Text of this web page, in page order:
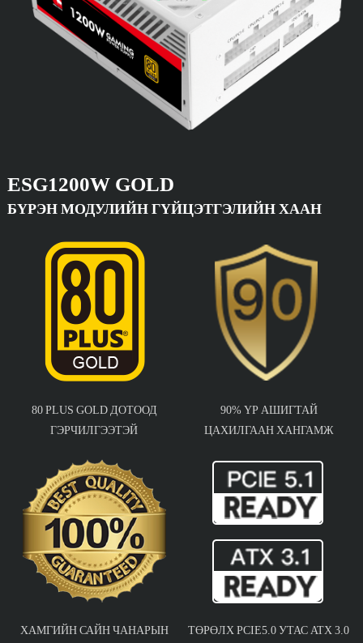
ESG1200W GOLD
БҮРЭН МОДУЛИЙН ГҮЙЦЭТГЭЛИЙН ХААН
80 PLUS GOLD ДОТООД
ГЭРЧИЛГЭЭТЭЙ
90% ҮР АШИГТАЙ
ЦАХИЛГААН ХАНГАМЖ
ХАМГИЙН САЙН ЧАНАРЫН
ТӨРӨЛХ PCIE5.0 УТАС ATX 3.0